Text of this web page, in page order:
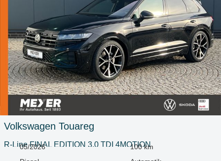
Volkswagen Touareg
R-Line FINAL EDITION 3.0 TDI 4MOTION
05/2026
100 km